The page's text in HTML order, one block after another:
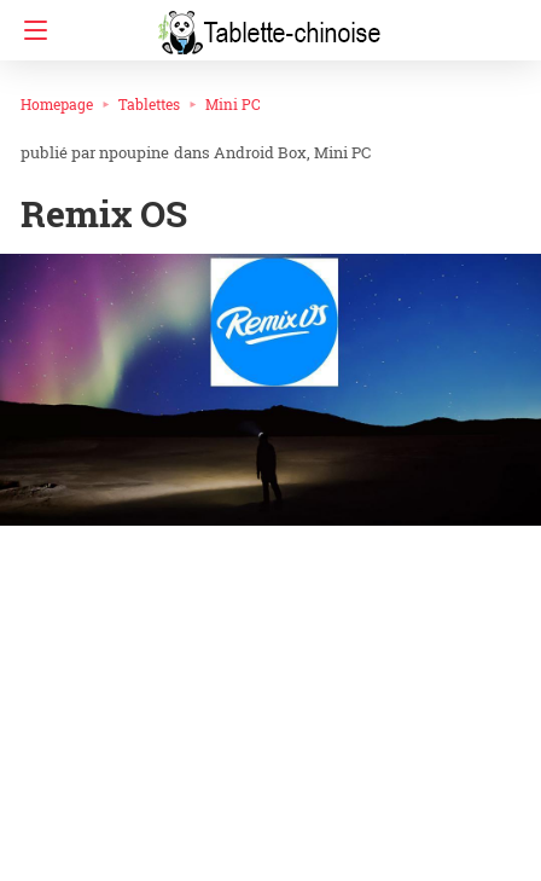
Homepage Tablettes Mini PC
npoupine dans Android Box Mini PC
Remix OS